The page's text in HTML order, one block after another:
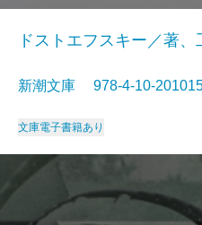
ドストエフスキー／著
新潮文庫 978-4-10-
文庫電子書籍あり